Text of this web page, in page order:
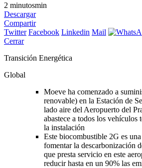
2 minutosmin
Descargar
Compartir
Twitter Facebook Linkedin Mail
Cerrar
Transición Energética
Global
Moeve ha comenzado a
renovable) en la Estación de
lado aire del Aeropuerto del
abastece a todos los vehículos
la instalación
Este biocombustible 2G es
fomentar la descarbonización
que presta servicio en este
reducir hasta en un 90% las